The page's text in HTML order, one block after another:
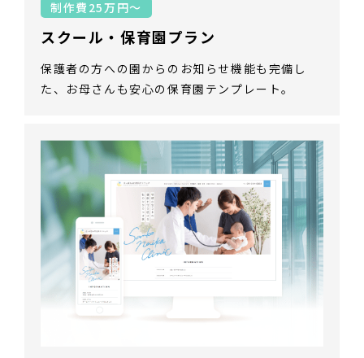
制作費25万円～
スクール・保育園プラン
保護者の方への園からのお知らせ機能も完備し
た、お母さんも安心の保育園テンプレート。